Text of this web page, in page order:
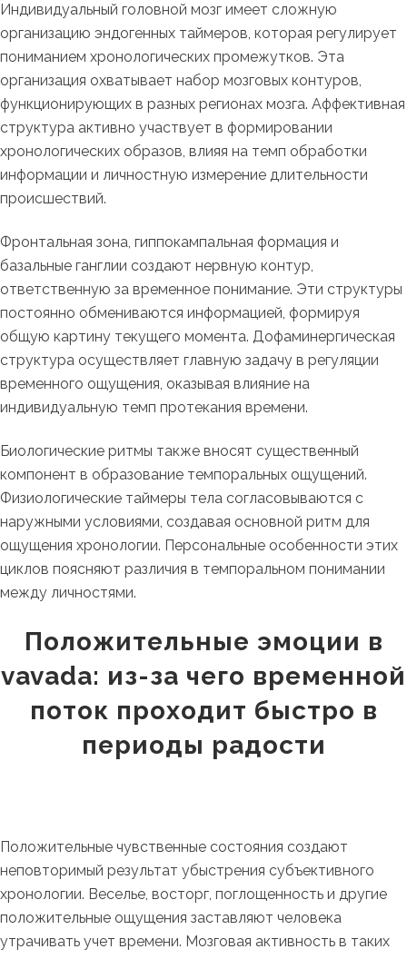
Индивидуальный головной мозг имеет сложную
организацию эндогенных таймеров, которая регулирует
пониманием хронологических промежутков. Эта
организация охватывает набор мозговых контуров,
функционирующих в разных регионах мозга. Аффективная
структура активно участвует в формировании
хронологических образов, влияя на темп обработки
информации и личностную измерение длительности
происшествий.
Фронтальная зона, гиппокампальная формация и
базальные ганглии создают нервную контур,
ответственную за временное понимание. Эти структуры
постоянно обмениваются информацией, формируя
общую картину текущего момента. Дофаминергическая
структура осуществляет главную задачу в регуляции
временного ощущения, оказывая влияние на
индивидуальную темп протекания времени.
Биологические ритмы также вносят существенный
компонент в образование темпоральных ощущений.
Физиологические таймеры тела согласовываются с
наружными условиями, создавая основной ритм для
ощущения хронологии. Персональные особенности этих
циклов поясняют различия в темпоральном понимании
между личностями.
Положительные эмоции в
vavada: из-за чего временной
поток проходит быстро в
периоды радости
Положительные чувственные состояния создают
неповторимый результат убыстрения субъективного
хронологии. Веселье, восторг, поглощенность и другие
положительные ощущения заставляют человека
утрачивать учет времени. Мозговая активность в таких